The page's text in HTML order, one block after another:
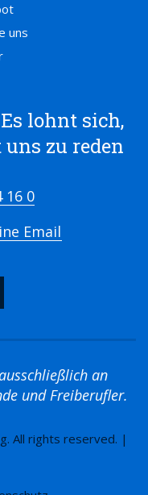
uns
Es lohnt sich,
zu reden
16 0
Email
an
und Freiberufler.
All rights reserved. |